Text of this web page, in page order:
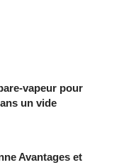
vapeur pour
un vide
Avantages et